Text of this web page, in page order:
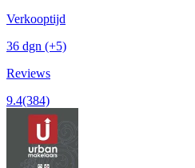
Verkooptijd
36 dgn (+5)
Reviews
9.4(384)